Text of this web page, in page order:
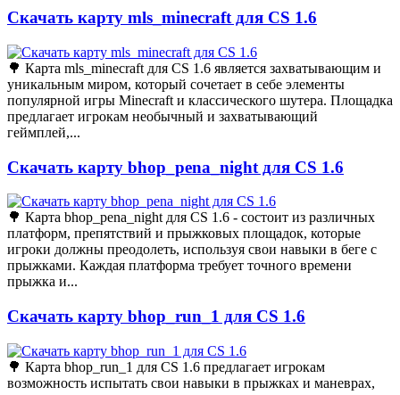
Скачать карту mls_minecraft для CS 1.6
🌳 Карта mls_minecraft для CS 1.6 является захватывающим и
уникальным миром, который сочетает в себе элементы
популярной игры Minecraft и классического шутера. Площадка
предлагает игрокам необычный и захватывающий
геймплей,...
Скачать карту bhop_pena_night для CS 1.6
🌳 Карта bhop_pena_night для CS 1.6 - состоит из различных
платформ, препятствий и прыжковых площадок, которые
игроки должны преодолеть, используя свои навыки в беге с
прыжками. Каждая платформа требует точного времени
прыжка и...
Скачать карту bhop_run_1 для CS 1.6
🌳 Карта bhop_run_1 для CS 1.6 предлагает игрокам
возможность испытать свои навыки в прыжках и маневрах,